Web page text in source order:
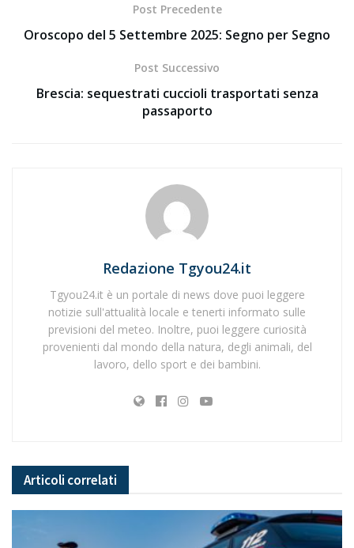
Post Precedente
Oroscopo del 5 Settembre 2025: Segno per Segno
Post Successivo
Brescia: sequestrati cuccioli trasportati senza
passaporto
Redazione Tgyou24.it
Tgyou24.it è un portale di news dove puoi leggere
notizie sull'attualità locale e tenerti informato sulle
previsioni del meteo. Inoltre, puoi leggere curiosità
provenienti dal mondo della natura, degli animali, del
lavoro, dello sport e dei bambini.
Articoli correlati